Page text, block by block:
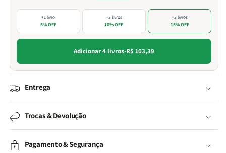
+1 livro
5% OFF
+2 livros
10% OFF
+3 livros
15% OFF
Adicionar 4 livros·R$ 103,39
Entrega
Trocas & Devolução
Pagamento & Segurança